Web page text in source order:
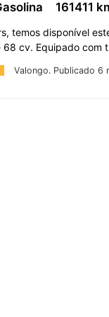
Valongo. Publicado 6
161411
temos disponível
68 cv. Equipado com